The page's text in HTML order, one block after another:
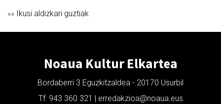
»» Ikusi aldizkari guztiak
Noaua Kultur Elkartea
Bordaberri 3 Eguzkitzaldea - 20170 Usurbil
Tf: 943 360 321 | erredakzioa@noaua.eus